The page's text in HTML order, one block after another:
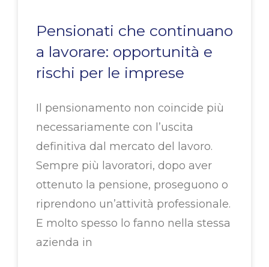
Pensionati che continuano
a lavorare: opportunità e
rischi per le imprese
Il pensionamento non coincide più
necessariamente con l’uscita
definitiva dal mercato del lavoro.
Sempre più lavoratori, dopo aver
ottenuto la pensione, proseguono o
riprendono un’attività professionale.
E molto spesso lo fanno nella stessa
azienda in